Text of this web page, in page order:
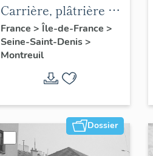
Carrière, plâtrière et
briqueterie Morel
(détruit)
France > Île-de-France >
Seine-Saint-Denis>
Montreuil
Dossier